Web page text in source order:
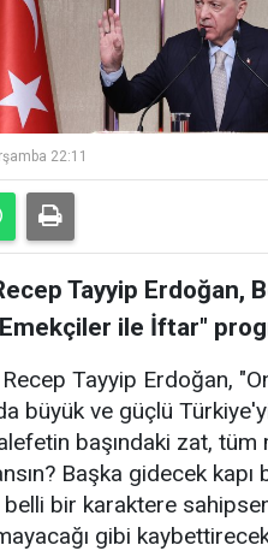
22:11
Tayyip
ile İftar"
Tayyip Erdoğan,
büyük ve güçlü
başındaki zat, tüm
Başka gidecek kapı
belli bir karaktere
gibi